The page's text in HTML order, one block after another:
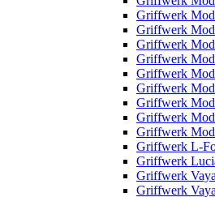
Griffwerk
Griffwerk
Griffwerk
Griffwerk
Griffwerk
Griffwerk
Griffwerk
Griffwerk
Griffwerk
Griffwerk L-
Griffwerk
Griffwerk
Griffwerk